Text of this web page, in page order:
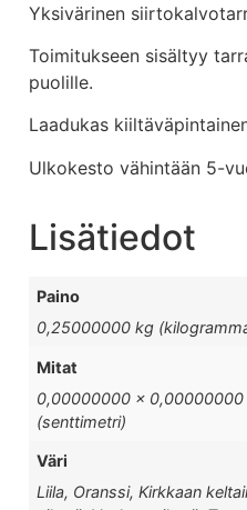
Yksivärinen
Toimitukseen sisältyy
puolille.
Laadukas
Ulkokesto vähintään 5-
Lisätiedot
Paino
0,25000000 kg
Mitat
0,00000000 ×
(senttimetri)
Väri
Liila, Oranssi, Kirkkaan